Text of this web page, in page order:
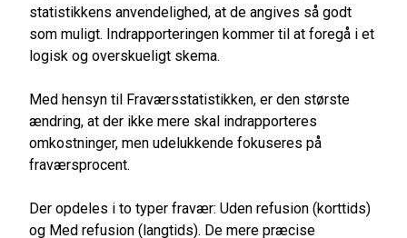
statistikkens anvendelighed, at de angives så godt
som muligt. Indrapporteringen kommer til at foregå i et
logisk og overskueligt skema.
Med hensyn til Fraværsstatistikken, er den største
ændring, at der ikke mere skal indrapporteres
omkostninger, men udelukkende fokuseres på
fraværsprocent.
Der opdeles i to typer fravær: Uden refusion (korttids)
og Med refusion (langtids). De mere præcise